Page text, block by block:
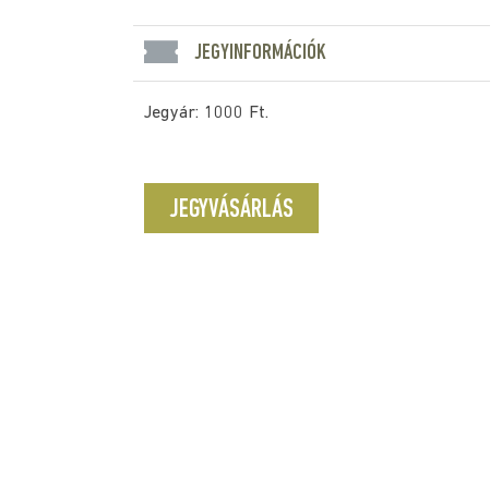
JEGYINFORMÁCIÓK
Jegyár: 1000 Ft.
JEGYVÁSÁRLÁS